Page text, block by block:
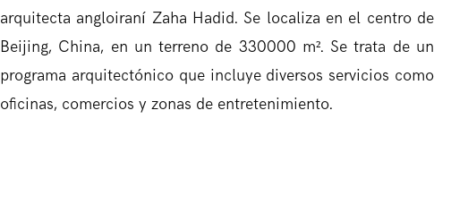
arquitecta angloiraní Zaha Hadid. Se localiza en el centro de
Beijing, China, en un terreno de 330000 m². Se trata de un
programa arquitectónico que incluye diversos servicios como
oficinas, comercios y zonas de entretenimiento.